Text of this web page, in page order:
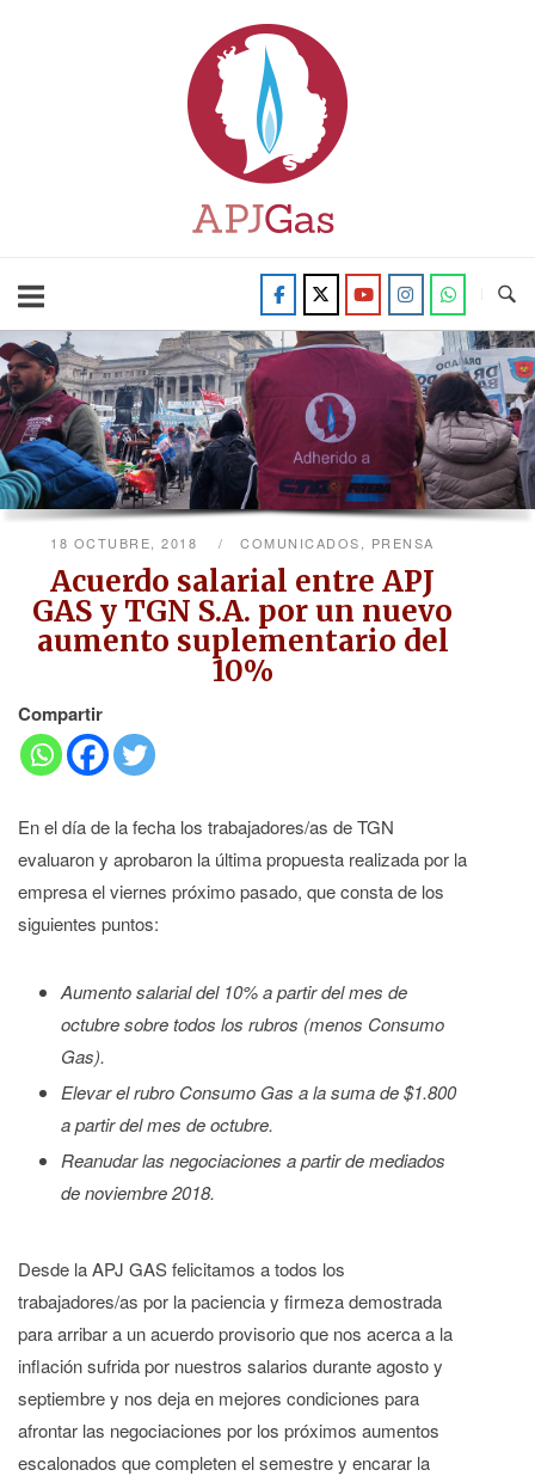
18 OCTUBRE, 2018 COMUNICADOS, PRENSA
Acuerdo salarial entre APJ
GAS y TGN S.A. por un nuevo
aumento suplementario del
10%
Compartir
En el día de la fecha los trabajadores/as de TGN
evaluaron y aprobaron la última propuesta realizada por la
empresa el viernes próximo pasado, que consta de los
siguientes puntos:
Aumento salarial del 10% a partir del mes de
octubre sobre todos los rubros (menos Consumo
Gas).
Elevar el rubro Consumo Gas a la suma de $1.800
a partir del mes de octubre.
Reanudar las negociaciones a partir de mediados
de noviembre 2018.
Desde la APJ GAS felicitamos a todos los
trabajadores/as por la paciencia y firmeza demostrada
para arribar a un acuerdo provisorio que nos acerca a la
inflación sufrida por nuestros salarios durante agosto y
septiembre y nos deja en mejores condiciones para
afrontar las negociaciones por los próximos aumentos
escalonados que completen el semestre y encarar la